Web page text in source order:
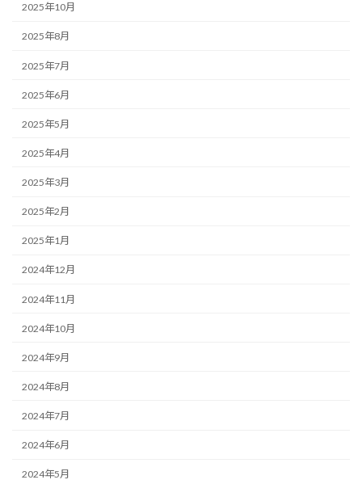
2025年10月
2025年8月
2025年7月
2025年6月
2025年5月
2025年4月
2025年3月
2025年2月
2025年1月
2024年12月
2024年11月
2024年10月
2024年9月
2024年8月
2024年7月
2024年6月
2024年5月